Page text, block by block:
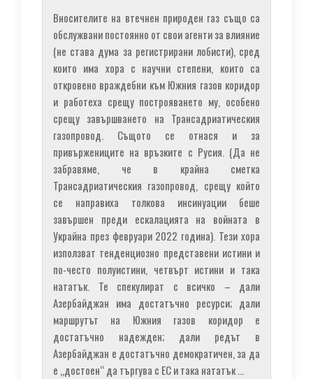
Вносителите на втечнен природен газ също са
обслужвани постоянно от свои агенти за влияние
(не става дума за регистрирани лобисти), сред
които има хора с научни степени, които са
откровено враждебни към Южния газов коридор
и работеха срещу построяването му, особено
срещу завършването на Трансадриатическия
газопровод. Същото се отнася и за
привържениците на връзките с Русия. (Да не
забравяме, че в крайна сметка
Трансадриатическия газопровод, срещу който
се направиха толкова инсинуации беше
завършен преди ескалацията на войната в
Украйна през февруари 2022 година). Тези хора
използват тенденциозно представени истини и
по-често полуистини, четвърт истини и така
нататък. Те спекулират с всичко – дали
Азербайджан има достатъчно ресурси; дали
маршрутът на Южния газов коридор е
достатъчно надежден; дали редът в
Азербайджан е достатъчно демократичен, за да
е „достоен“ да търгува с ЕС и така нататък …